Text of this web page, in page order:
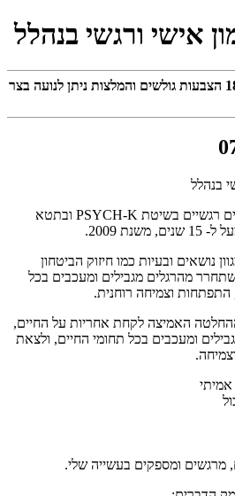
אישי ורגשי בנהלל
הצבעות גולשים והמלצות ניתן לנועה בצר
נועה בצר - אימון אישי וטיפולים רגשיים בשיטת PSYCH-K ובתטא
2009.
נושאים ובעיות כמו חיזוק הביטחון
מהרגלים מגבילים ומעכבים בכל
וצמיחה רוחנית.
האמיצה לקחת אחריות על החיים,
ומעכבים בכל תחומי החיים, ולצאת
אמיתי
מרגשים ומספקים בעשייה שלי.